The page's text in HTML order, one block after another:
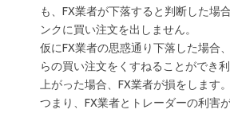
も、FX業者が下落すると判断した場
ンクに買い注文を出しません。
仮にFX業者の思惑通り下落した場合
らの買い注文をくすねることができ
上がった場合、FX業者が損をします。
つまり、FX業者とトレーダーの利害